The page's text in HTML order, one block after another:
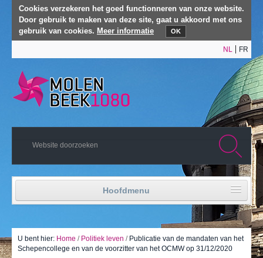
Cookies verzekeren het goed functionneren van onze website.
Door gebruik te maken van deze site, gaat u akkoord met ons
gebruik van cookies. Meer informatie OK
NL FR
Hoofdmenu
Politiek leven
U bent hier: Home / Politiek leven / Publicatie van de mandaten van het
Schepencollege en van de voorzitter van het OCMW op 31/12/2020